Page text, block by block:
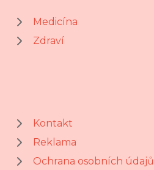
Medicína
Zdraví
Kontakt
Reklama
Ochrana osobních údajů